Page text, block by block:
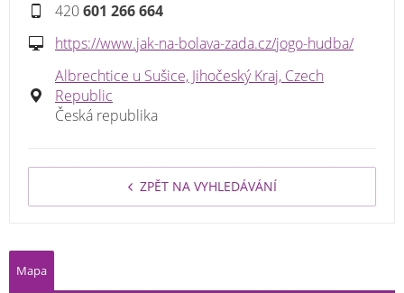
420601 266 664
https://www.jak-na-bolava-zada.cz/jogo-hudba/
Albrechtice u Sušice, Jihočeský Kraj, Czech
Republic
Česká republika
ZPĚT NA VYHLEDÁVÁNÍ
Mapa